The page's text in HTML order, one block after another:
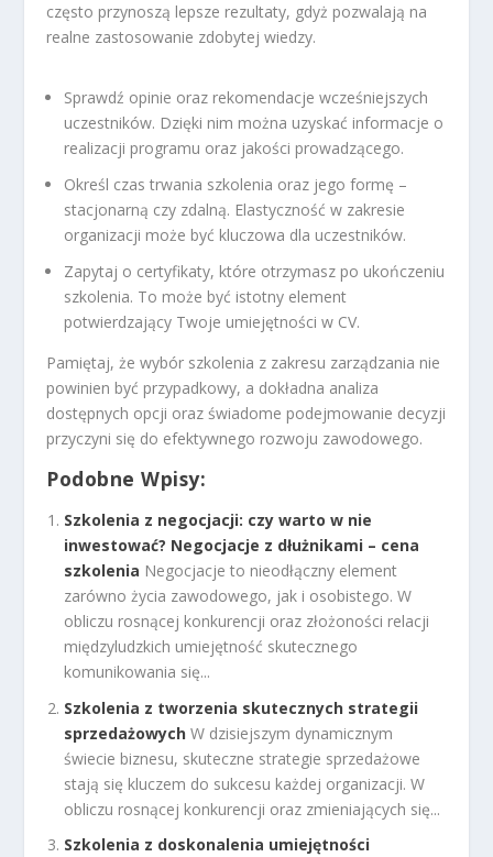
często przynoszą lepsze rezultaty, gdyż pozwalają na
realne zastosowanie zdobytej wiedzy.
Sprawdź opinie oraz rekomendacje wcześniejszych
uczestników. Dzięki nim można uzyskać informacje o
realizacji programu oraz jakości prowadzącego.
Określ czas trwania szkolenia oraz jego formę –
stacjonarną czy zdalną. Elastyczność w zakresie
organizacji może być kluczowa dla uczestników.
Zapytaj o certyfikaty, które otrzymasz po ukończeniu
szkolenia. To może być istotny element
potwierdzający Twoje umiejętności w CV.
Pamiętaj, że wybór szkolenia z zakresu zarządzania nie
powinien być przypadkowy, a dokładna analiza
dostępnych opcji oraz świadome podejmowanie decyzji
przyczyni się do efektywnego rozwoju zawodowego.
Podobne Wpisy:
Szkolenia z negocjacji: czy warto w nie
inwestować? Negocjacje z dłużnikami – cena
szkolenia Negocjacje to nieodłączny element
zarówno życia zawodowego, jak i osobistego. W
obliczu rosnącej konkurencji oraz złożoności relacji
międzyludzkich umiejętność skutecznego
komunikowania się...
Szkolenia z tworzenia skutecznych strategii
sprzedażowych W dzisiejszym dynamicznym
świecie biznesu, skuteczne strategie sprzedażowe
stają się kluczem do sukcesu każdej organizacji. W
obliczu rosnącej konkurencji oraz zmieniających się...
Szkolenia z doskonalenia umiejętności